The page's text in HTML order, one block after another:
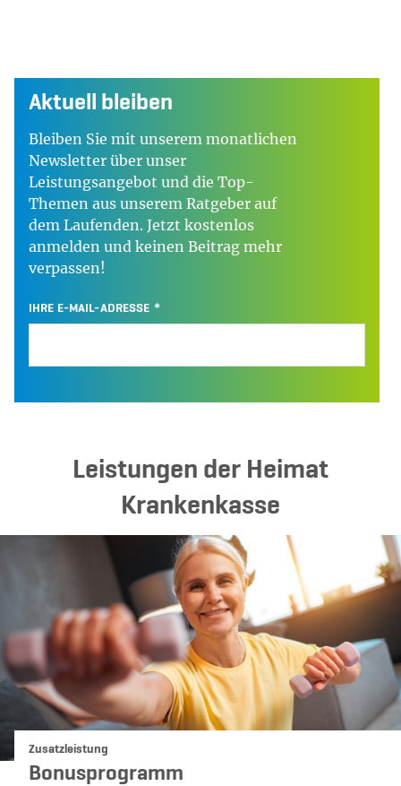
Aktuell bleiben
Bleiben Sie mit unserem monatlichen
Newsletter über unser
Leistungsangebot und die Top-
Themen aus unserem Ratgeber auf
dem Laufenden. Jetzt kostenlos
anmelden und keinen Beitrag mehr
verpassen!
IHRE E-MAIL-ADRESSE
Leistungen der Heimat
Krankenkasse
Kategorie:
Zusatzleistung
Bonusprogramm